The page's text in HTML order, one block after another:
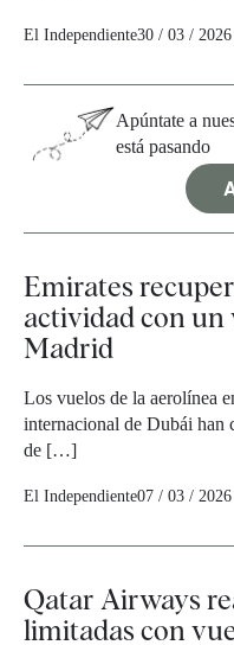
El Independiente30 / 03 / 2026
Apúntate a
está pasando
Emirates
actividad con un
Madrid
Los vuelos de la aerolínea
internacional de Dubái han
de […]
El Independiente07 / 03 / 2026
Qatar Airways
limitadas con